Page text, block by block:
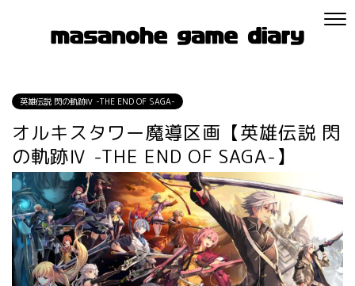
英雄伝説 閃の軌跡Ⅳ -THE END OF SAGA-
オルキスタワー魔導区画【英雄伝説 閃
の軌跡Ⅳ -THE END OF SAGA-】